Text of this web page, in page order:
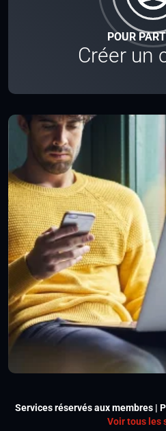
POUR
Créer un
Services réservés aux membres |
Voir tous les